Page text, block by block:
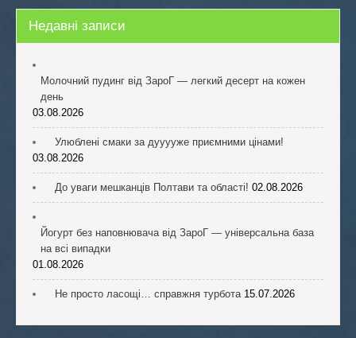
Недавні записи
Молочний пудинг від ЗароГ — легкий десерт на кожен
день
03.08.2026
Улюблені смаки за дууууже приємними цінами!
03.08.2026
До уваги мешканців Полтави та області! 02.08.2026
Йогурт без наповнювача від ЗароГ — універсальна база
на всі випадки
01.08.2026
Не просто ласощі… справжня турбота 15.07.2026